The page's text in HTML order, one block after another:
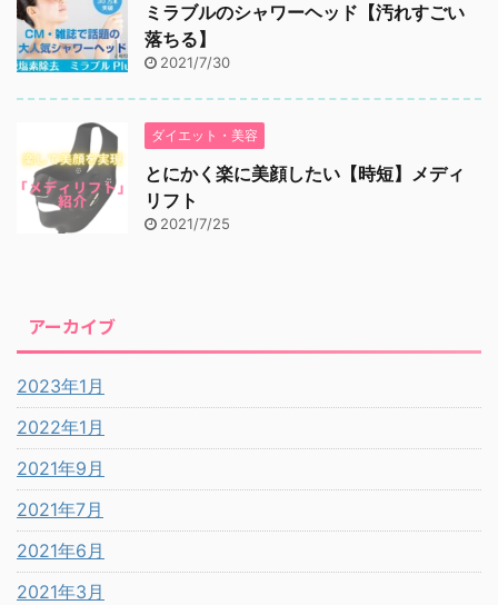
ミラブルのシャワーヘッド【汚れすごい
落ちる】
2021/7/30
ダイエット・美容
とにかく楽に美顔したい【時短】メディ
リフト
2021/7/25
アーカイブ
2023年1月
2022年1月
2021年9月
2021年7月
2021年6月
2021年3月